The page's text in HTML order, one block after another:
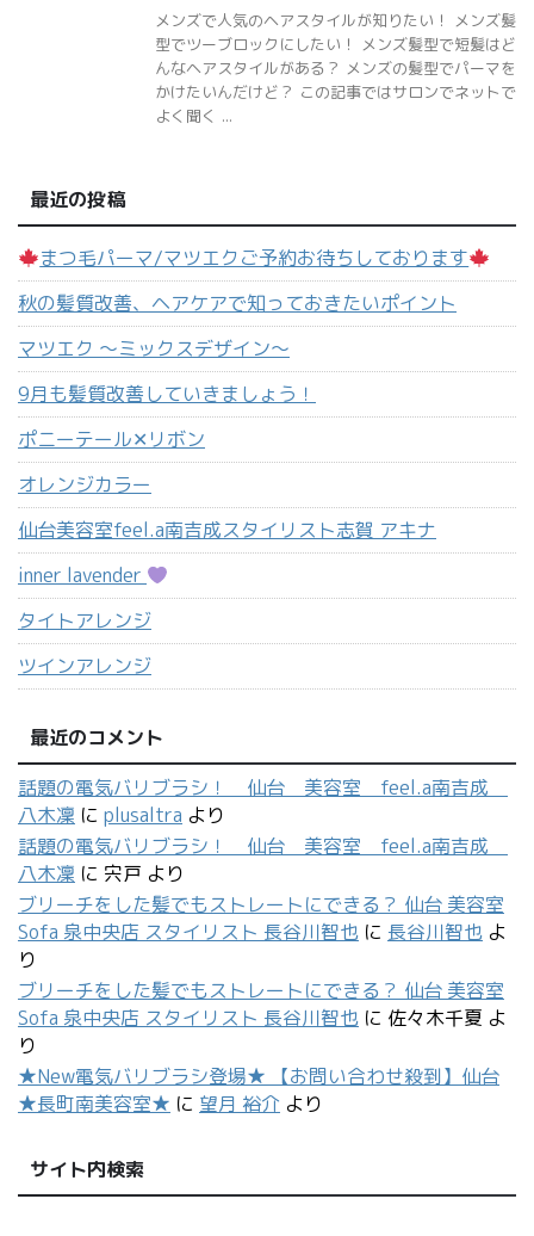
メンズで人気のヘアスタイルが知りたい！ メンズ髪
型でツーブロックにしたい！ メンズ髪型で短髪はど
んなヘアスタイルがある？ メンズの髪型でパーマを
かけたいんだけど？ この記事ではサロンでネットで
よく聞く ...
最近の投稿
まつ毛パーマ/マツエクご予約お待ちしております
秋の髪質改善、ヘアケアで知っておきたいポイント
マツエク 〜ミックスデザイン〜
9月も髪質改善していきましょう！
ポニーテール‪✕‬リボン
オレンジカラー
仙台美容室feel.a南吉成スタイリスト志賀 アキナ
inner lavender
タイトアレンジ
ツインアレンジ
最近のコメント
話題の電気バリブラシ！ 仙台 美容室 feel.a南吉成
八木凜 に plusaltra より
話題の電気バリブラシ！ 仙台 美容室 feel.a南吉成
八木凜 に 宍戸 より
ブリーチをした髪でもストレートにできる？ 仙台 美容室
Sofa 泉中央店 スタイリスト 長谷川智也 に 長谷川智也 よ
り
ブリーチをした髪でもストレートにできる？ 仙台 美容室
Sofa 泉中央店 スタイリスト 長谷川智也 に 佐々木千夏 よ
り
★New電気バリブラシ登場★ 【お問い合わせ殺到】仙台
★長町南美容室★ に 望月 裕介 より
サイト内検索